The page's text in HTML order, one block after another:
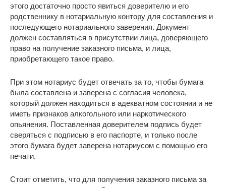
этого достаточно просто явиться доверителю и его
родственнику в нотариальную контору для составления и
последующего нотариального заверения. Документ
должен составляться в присутствии лица, доверяющего
право на получение заказного письма, и лица,
приобретающего такое право.
При этом нотариус будет отвечать за то, чтобы бумага
была составлена и заверена с согласия человека,
который должен находиться в адекватном состоянии и не
иметь признаков алкогольного или наркотического
опьянения. Поставленная доверителем подпись будет
сверяться с подписью в его паспорте, и только после
этого бумага будет заверена нотариусом с помощью его
печати.
Стоит отметить, что для получения заказного письма за